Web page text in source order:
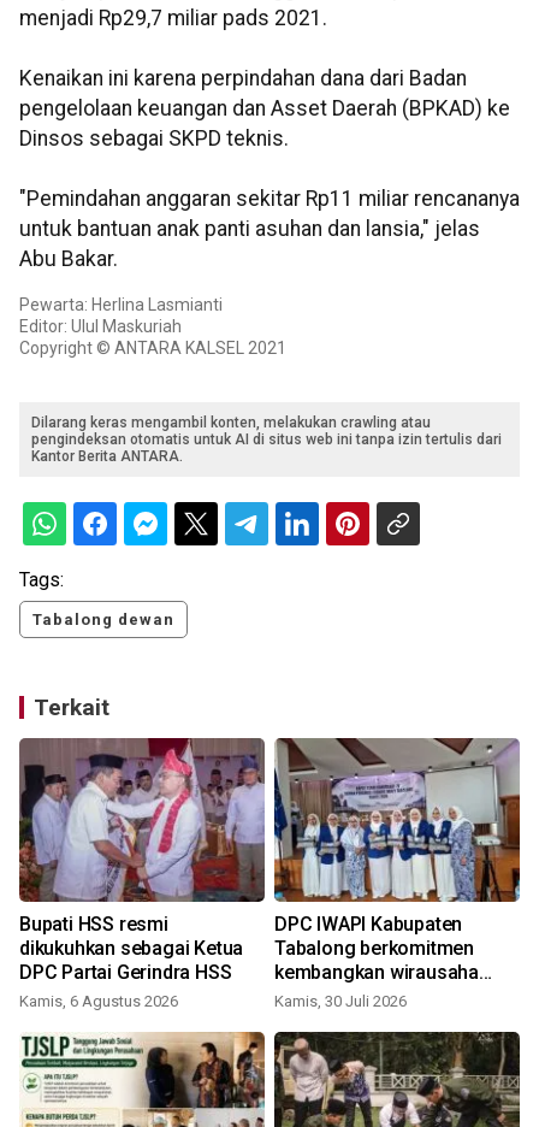
menjadi Rp29,7 miliar pads 2021.
Kenaikan ini karena perpindahan dana dari Badan
pengelolaan keuangan dan Asset Daerah (BPKAD) ke
Dinsos sebagai SKPD teknis.
"Pemindahan anggaran sekitar Rp11 miliar rencananya
untuk bantuan anak panti asuhan dan lansia," jelas
Abu Bakar.
Pewarta: Herlina Lasmianti
Editor: Ulul Maskuriah
Copyright © ANTARA KALSEL 2021
Dilarang keras mengambil konten, melakukan crawling atau
pengindeksan otomatis untuk AI di situs web ini tanpa izin tertulis dari
Kantor Berita ANTARA.
Tags:
Tabalong dewan
Terkait
Bupati HSS resmi
dikukuhkan sebagai Ketua
DPC Partai Gerindra HSS
Kamis, 6 Agustus 2026
DPC IWAPI Kabupaten
Tabalong berkomitmen
kembangkan wirausaha
baru
Kamis, 30 Juli 2026